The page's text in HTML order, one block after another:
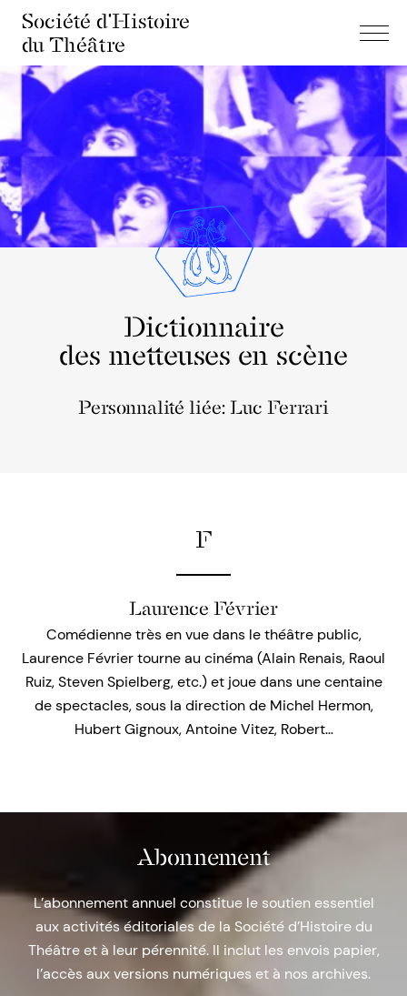
Société d'Histoire
du Théâtre
Dictionnaire
des metteuses en scène
Personnalité liée: Luc Ferrari
F
Laurence Février
Comédienne très en vue dans le théâtre public,
Laurence Février tourne au cinéma (Alain Renais, Raoul
Ruiz, Steven Spielberg, etc.) et joue dans une centaine
de spectacles, sous la direction de Michel Hermon,
Hubert Gignoux, Antoine Vitez, Robert…
Abonnement
L’abonnement annuel constitue le soutien essentiel
aux activités éditoriales de la Société d’Histoire du
Théâtre et à leur pérennité. Il inclut les envois papier,
l’accès aux versions numériques et à nos archives.